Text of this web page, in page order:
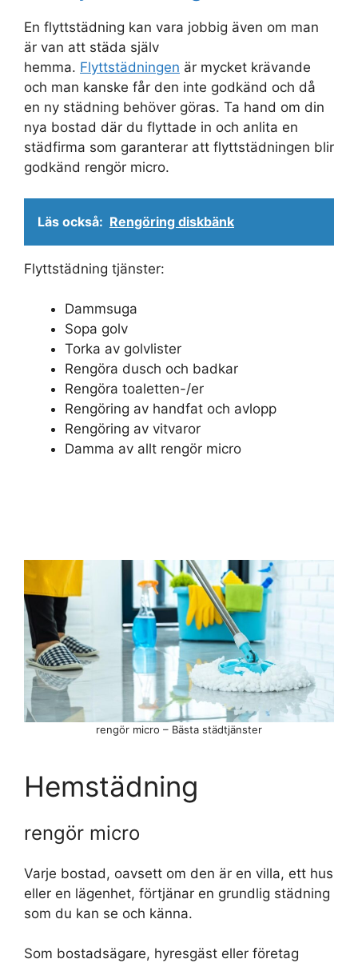
En flyttstädning kan vara jobbig även om man
är van att städa själv
hemma. Flyttstädningen är mycket krävande
och man kanske får den inte godkänd och då
en ny städning behöver göras. Ta hand om din
nya bostad där du flyttade in och anlita en
städfirma som garanterar att flyttstädningen blir
godkänd rengör micro.
Läs också: Rengöring diskbänk
Flyttstädning tjänster:
Dammsuga
Sopa golv
Torka av golvlister
Rengöra dusch och badkar
Rengöra toaletten-/er
Rengöring av handfat och avlopp
Rengöring av vitvaror
Damma av allt rengör micro
rengör micro – Bästa städtjänster
Hemstädning
rengör micro
Varje bostad, oavsett om den är en villa, ett hus
eller en lägenhet, förtjänar en grundlig städning
som du kan se och känna.
Som bostadsägare, hyresgäst eller företag